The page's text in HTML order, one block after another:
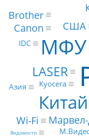
МФУ
Китай
LASER
США
Canon
Wi-Fi
Brother
Kyocera
IDC
Азия
Ведомости